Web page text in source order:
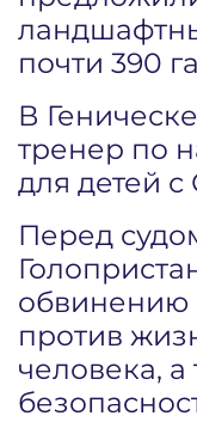
почти 390 га
В
тренер по
для детей
Перед
обвинению
против
человека,